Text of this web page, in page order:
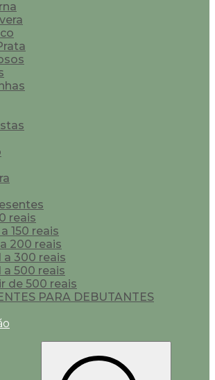
reais
a 150 reais
a 200 reais
a 300 reais
a 500 reais
de 500 reais
PARA DEBUTANTES